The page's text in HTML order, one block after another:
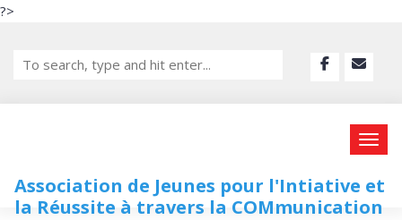
?>
Association de Jeunes pour l'Intiative et
la Réussite à travers la COMmunication